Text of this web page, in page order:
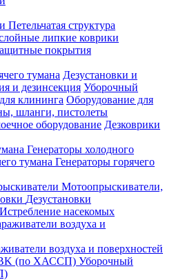
структура
липкие коврики
покрытия
тумана Дезустановки и
и дезинсекция Уборочный
клининга Оборудование для
шланги, пистолеты
оборудование Дезковрики
Генераторы холодного
Генераторы горячего
Мотоопрыскиватели,
Дезустановки
Истребление насекомых
воздуха и поверхностей
Уборочный